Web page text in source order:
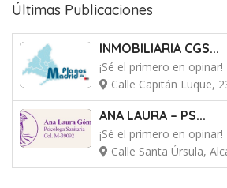
Últimas Publicaciones
INMOBILIARIA CGS...
¡Sé el primero en opinar!
Calle Capitán Luque,
ANA LAURA – PS...
¡Sé el primero en opinar!
Calle Santa Úrsula,